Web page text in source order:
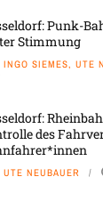
Punk-
Stimmung
INGO SIEMES, UTE
des
UTE NEUBAUER